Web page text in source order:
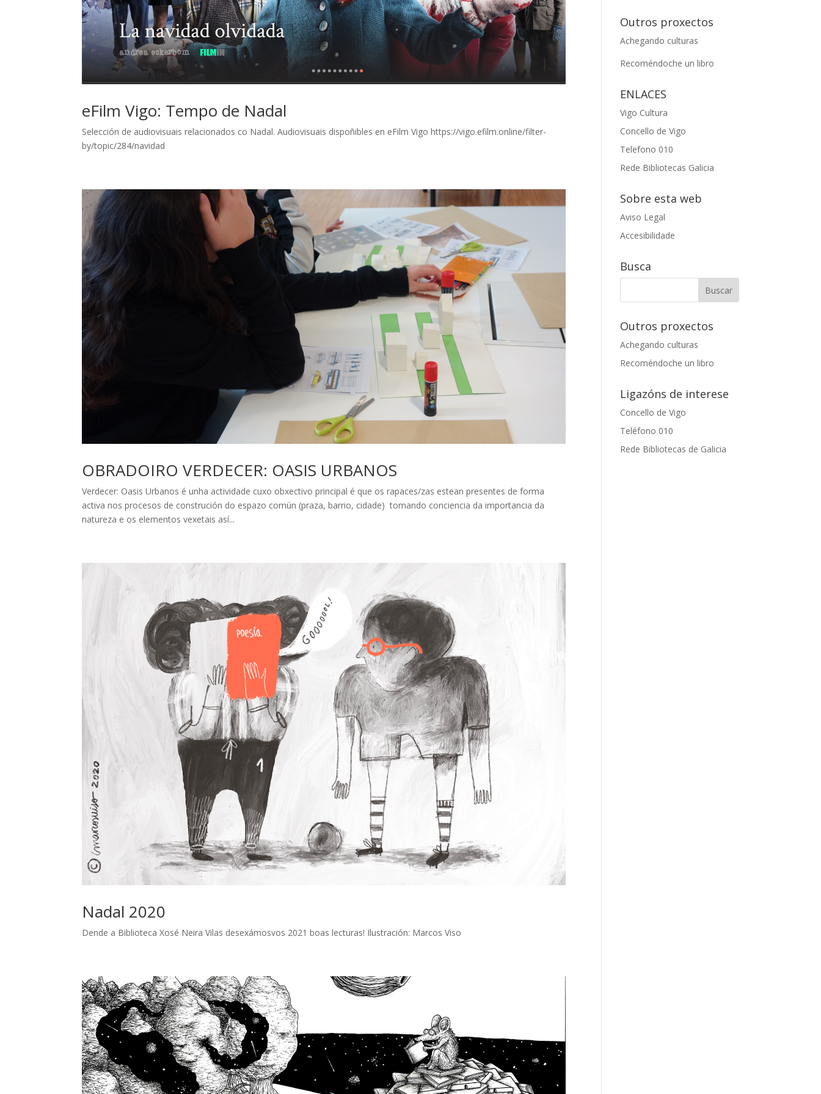
eFilm Vigo: Tempo de Nadal
Selección de audiovisuais relacionados co Nadal. Audiovisuais dispoñibles en eFilm Vigo https://vigo.efilm.online/filter-
by/topic/284/navidad
OBRADOIRO VERDECER: OASIS URBANOS
Verdecer: Oasis Urbanos é unha actividade cuxo obxectivo principal é que os rapaces/zas estean presentes de forma
activa nos procesos de construción do espazo común (praza, barrio, cidade) tomando conciencia da importancia da
natureza e os elementos vexetais así...
Nadal 2020
Dende a Biblioteca Xosé Neira Vilas desexámosvos 2021 boas lecturas! Ilustración: Marcos Viso
Outros proxectos
Achegando culturas
Recoméndoche un libro
ENLACES
Vigo Cultura
Concello de Vigo
Telefono 010
Rede Bibliotecas Galicia
Sobre esta web
Aviso Legal
Accesibilidade
Busca
Outros proxectos
Achegando culturas
Recoméndoche un libro
Ligazóns de interese
Concello de Vigo
Teléfono 010
Rede Bibliotecas de Galicia